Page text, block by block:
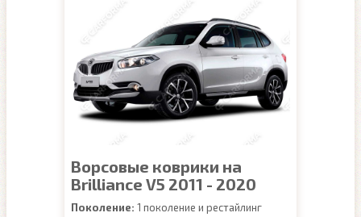
Ворсовые коврики на
Brilliance V5 2011 - 2020
Поколение: 1 поколение и рестайлинг